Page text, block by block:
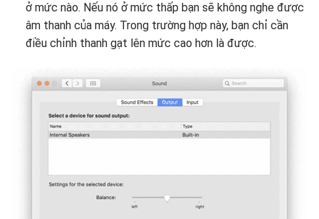
ở mức nào. Nếu nó ở mức thấp bạn sẽ không nghe được
âm thanh của máy. Trong trường hợp này, bạn chỉ cần
điều chỉnh thanh gạt lên mức cao hơn là được.